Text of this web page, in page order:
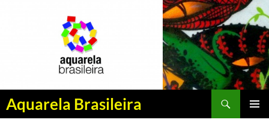
Aquarela Brasileira
Pesquisar
PULAR